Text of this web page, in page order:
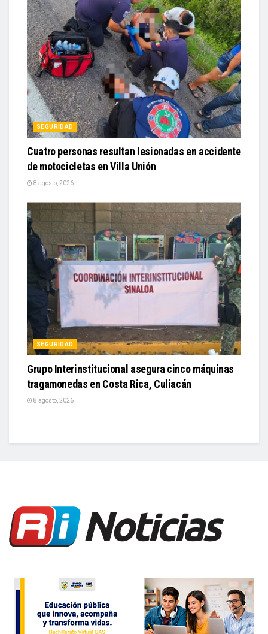
SEGURIDAD
Cuatro personas resultan lesionadas en accidente
de motocicletas en Villa Unión
SEGURIDAD
Grupo Interinstitucional asegura cinco máquinas
tragamonedas en Costa Rica, Culiacán